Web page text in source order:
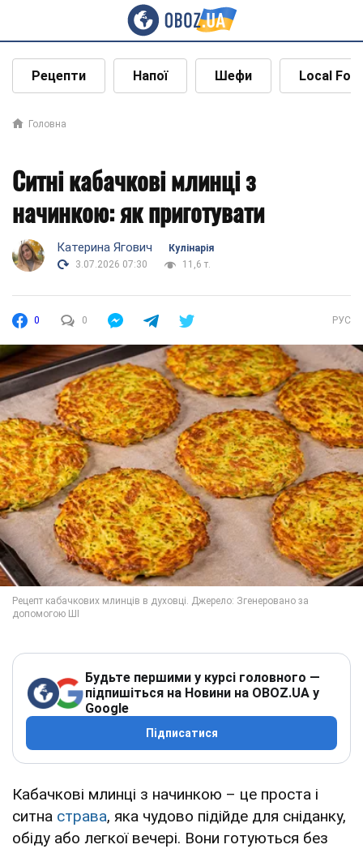
Рецепти Напої Шефи Local
Головна
Ситні кабачкові млинці з
начинкою: як приготувати
Катерина Ягович
Кулінарія
3.07.2026 07:30
11,6 т.
0 0 РУС
Будьте першими у курсі головного —
підпишіться на Новини на OBOZ.UA у
Google
Підписатися
Кабачкові млинці з начинкою – це проста і
ситна страва, яка чудово підійде для сніданку,
обіду або легкої вечері. Вони готуються без